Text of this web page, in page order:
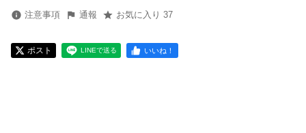
注意事項 通報 お気に入り 37
ポスト LINEで送る いいね！